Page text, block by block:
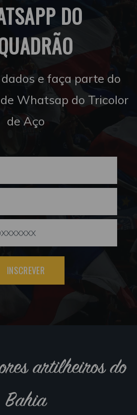
DO
e faça parte do
Whatsap do Tricolor
de Aço
INSCREVER
artilheiros do
Bahia